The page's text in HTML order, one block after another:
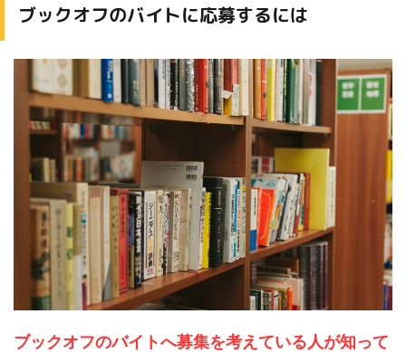
ブックオフのバイトに応募するには
ブックオフのバイトへ募集を考えている人が知って